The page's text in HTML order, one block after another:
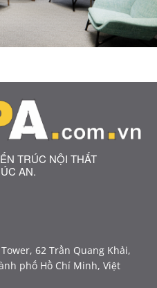
TRÚC NỘI THẤT
AN.
62 Trần Quang Khải,
phố Hồ Chí Minh, Việt